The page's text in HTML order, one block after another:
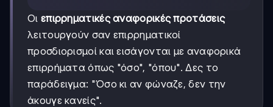
Οι επιρρηματικές αναφορικές προτάσεις
λειτουργούν σαν επιρρηματικοί
προσδιορισμοί και εισάγονται με αναφορικά
επιρρήματα όπως "όσο", "όπου". Δες το
παράδειγμα: "Όσο κι αν φώναζε, δεν την
άκουγε κανείς".